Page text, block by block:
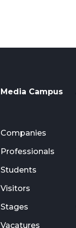
Media Campus
Companies
Professionals
Students
Visitors
Stages
Vacatures